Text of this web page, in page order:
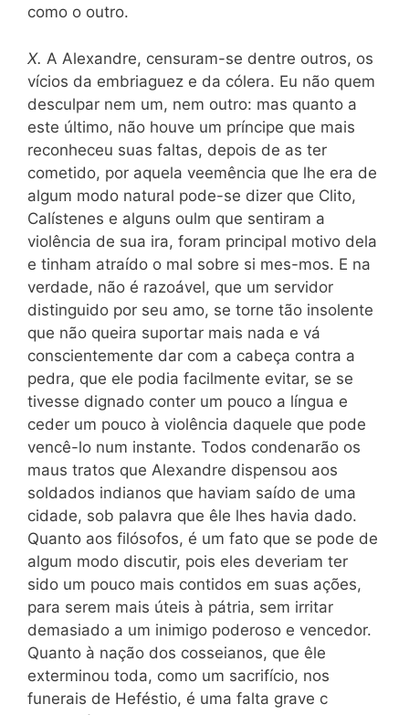
como o outro.
X. A Alexandre, censuram-se dentre outros, os
vícios da embriaguez e da cólera. Eu não quem
desculpar nem um, nem outro: mas quanto a
este último, não houve um príncipe que mais
reconheceu suas faltas, depois de as ter
cometido, por aquela veemência que lhe era de
algum modo natural pode-se dizer que Clito,
Calístenes e alguns oulm que sentiram a
violência de sua ira, foram principal motivo dela
e tinham atraído o mal sobre si mes-mos. E na
verdade, não é razoável, que um servidor
distinguido por seu amo, se torne tão insolente
que não queira suportar mais nada e vá
conscientemente dar com a cabeça contra a
pedra, que ele podia facilmente evitar, se se
tivesse dignado conter um pouco a língua e
ceder um pouco à violência daquele que pode
vencê-lo num instante. Todos condenarão os
maus tratos que Alexandre dispensou aos
soldados indianos que haviam saído de uma
cidade, sob palavra que êle lhes havia dado.
Quanto aos filósofos, é um fato que se pode de
algum modo discutir, pois eles deveriam ter
sido um pouco mais contidos em suas ações,
para serem mais úteis à pátria, sem irritar
demasiado a um inimigo poderoso e vencedor.
Quanto à nação dos cosseianos, que êle
exterminou toda, como um sacrifício, nos
funerais de Heféstio, é uma falta grave c